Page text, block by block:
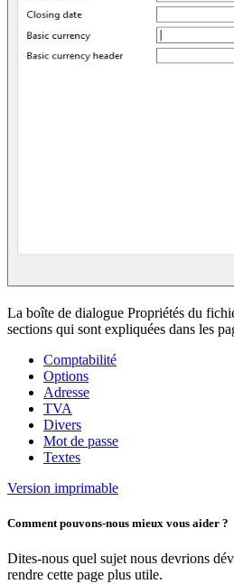
La boîte de dialogue Propriétés du
sections qui sont expliquées dans les
Comptabilité
Options
Adresse
TVA
Divers
Mot de passe
Textes
Version imprimable
Comment pouvons-nous mieux vous aider ?
Dites-nous quel sujet nous devrions
rendre cette page plus utile.